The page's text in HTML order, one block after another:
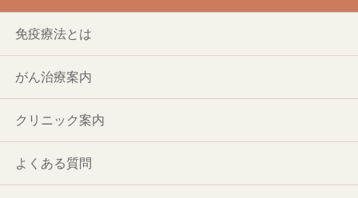
免疫療法とは
がん治療案内
クリニック案内
よくある質問